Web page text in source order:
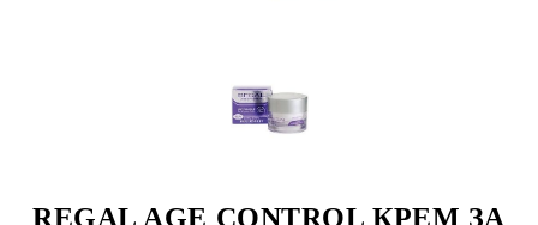
REGAL AGE CONTROL КРЕМ ЗА